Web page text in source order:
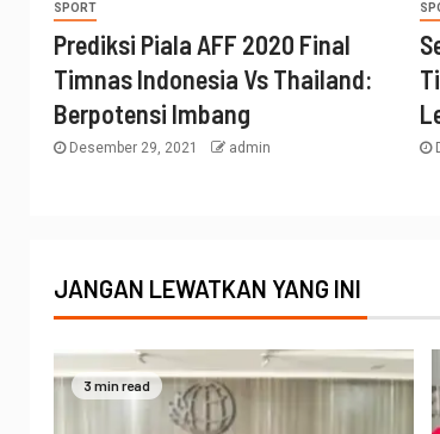
SPORT
Prediksi Piala AFF 2020 Final
Timnas Indonesia Vs Thailand:
Berpotensi Imbang
Desember 29, 2021 admin
JANGAN LEWATKAN YANG INI
3 min read